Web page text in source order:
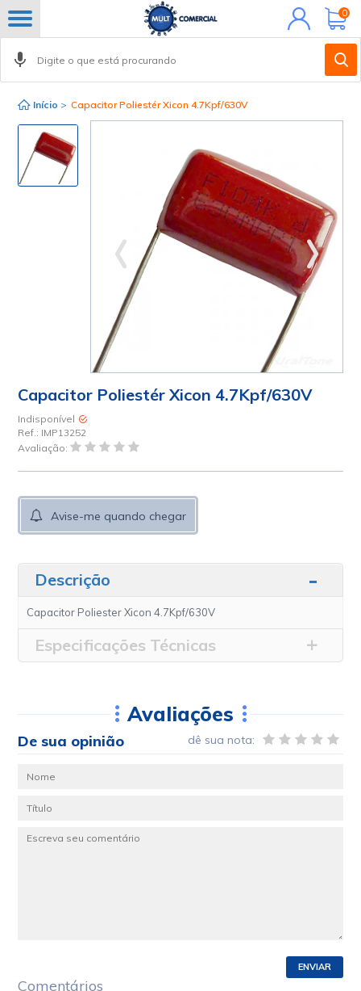
Minha
conta
0
Início > Capacitor Poliestér Xicon 4.7Kpf/630V
Capacitor Poliestér Xicon 4.7Kpf/630V
Indisponível
Ref.: IMP13252
Avaliação:
Avise-me quando chegar
Descrição
Capacitor Poliester Xicon 4.7Kpf/630V
Especificações Técnicas
Avaliações
De sua opinião dê sua nota:
ENVIAR
Comentários